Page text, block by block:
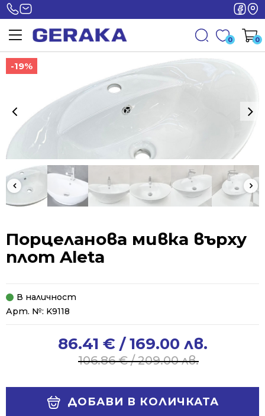
0 0
-19%
-19%
Порцеланова мивка върху
плот Aleta
В наличност
Арт. №: K9118
106.86€/ 209.00 лв.
106.86 €
86.41 € / 169.00 лв.
86.41 €
ДОБАВИ В КОЛИЧКАТА